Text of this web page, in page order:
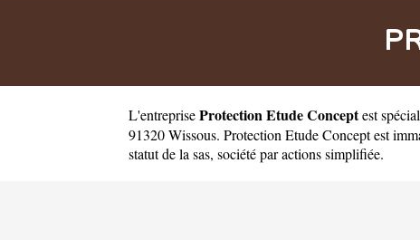
L'entrepriseProtection Etude Conceptest
91320 Wissous. Protection Etude Concept est
statut de la sas, société par actions simplifiée.